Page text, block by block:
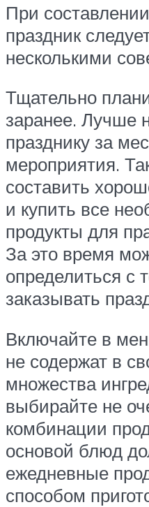
При
праздник
несколькими
Тщательно
заранее. Лучше
празднику за
мероприятия.
составить
и купить все
продукты для
За это время
определиться с
заказывать
Включайте в
не содержат в
множества
выбирайте не
комбинации
основой блюд
ежедневные
способом